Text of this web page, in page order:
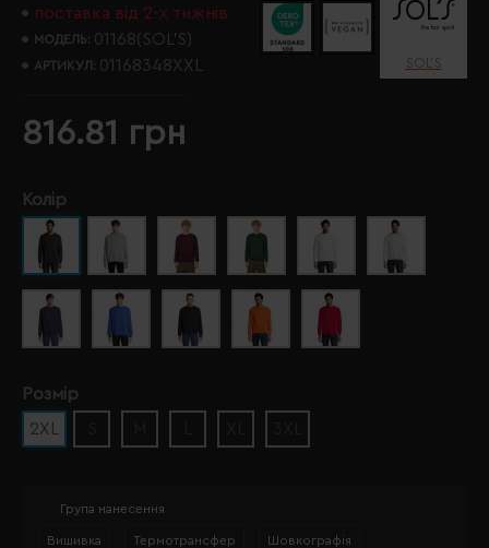
поставка від 2-х тижнів
МОДЕЛЬ: 01168(SOL’S)
АРТИКУЛ: 01168348XXL SOL’S
816.81 грн
Колір
Розмір
2XL
Група нанесення
Вишивка Термотрансфер Шовкографія